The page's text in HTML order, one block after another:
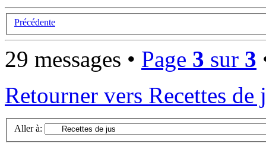
Précédente
29 messages • Page 3 sur 3
Retourner vers Recettes de
Aller à: